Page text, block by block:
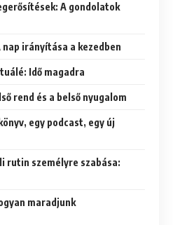
A gondolatok
irányítása a kezedben
Idő magadra
rend és a belső nyugalom
egy podcast, egy új
rutin személyre szabása:
maradjunk